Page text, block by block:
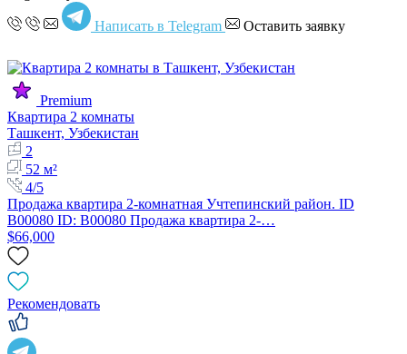
Написать в Telegram Оставить заявку
Premium
Квартира 2 комнаты
Ташкент, Узбекистан
2
52 м²
4/5
Продажа квартира 2-комнатная Учтепинский район. ID
B00080 ID: B00080 Продажа квартира 2-…
$66,000
Рекомендовать